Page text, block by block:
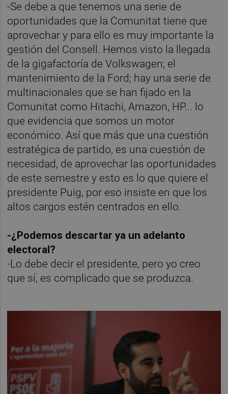
-Se debe a que tenemos una serie de
oportunidades que la Comunitat tiene que
aprovechar y para ello es muy importante la
gestión del Consell. Hemos visto la llegada
de la gigafactoría de Volkswagen; el
mantenimiento de la Ford; hay una serie de
multinacionales que se han fijado en la
Comunitat como Hitachi, Amazon, HP... lo
que evidencia que somos un motor
económico. Así que más que una cuestión
estratégica de partido, es una cuestión de
necesidad, de aprovechar las oportunidades
de este semestre y esto es lo que quiere el
presidente Puig, por eso insiste en que los
altos cargos estén centrados en ello.
-¿Podemos descartar ya un adelanto
electoral?
-Lo debe decir el presidente, pero yo creo
que sí, es complicado que se produzca.